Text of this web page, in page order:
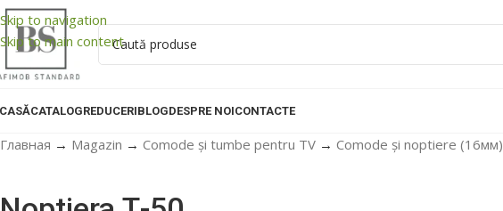
Skip to navigation
Skip to main content
CATALOGREDUCERIBLOGDESPRE NOICONTACTE
Главная → Magazin → Comode și tumbe pentru TV → Comode și noptiere (16мм)